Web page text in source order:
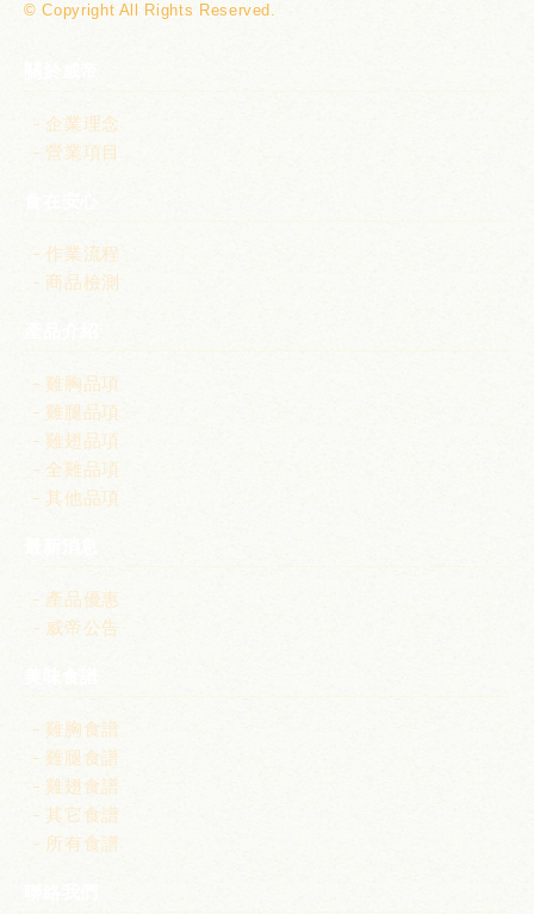
© Copyright All Rights Reserved.
企業理念
營業項目
作業流程
商品檢測
雞胸品項
雞腿品項
雞翅品項
全雞品項
其他品項
產品優惠
威帝公告
雞胸食譜
雞腿食譜
雞翅食譜
其它食譜
所有食譜